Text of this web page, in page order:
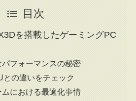
目次
を搭載したゲーミングPC
パフォーマンスの秘密
との違いをチェック
における最適化事情